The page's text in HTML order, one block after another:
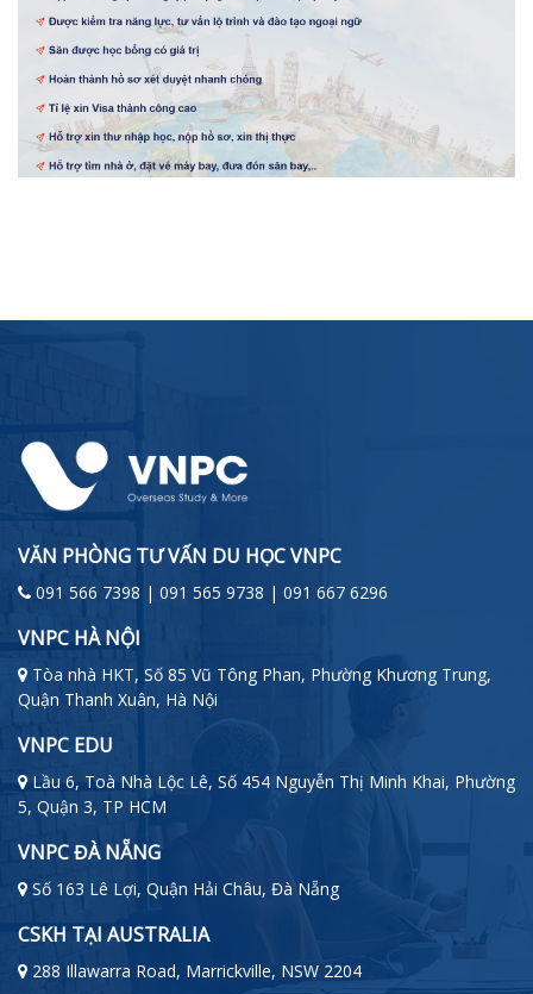
VĂN PHÒNG TƯ VẤN DU HỌC VNPC
091 566 7398 | 091 565 9738 | 091 667 6296
VNPC HÀ NỘI
Tòa nhà HKT, Số 85 Vũ Tông Phan, Phường Khương Trung,
Quận Thanh Xuân, Hà Nội
VNPC EDU
Lầu 6, Toà Nhà Lộc Lê, Số 454 Nguyễn Thị Minh Khai, Phường
5, Quận 3, TP HCM
VNPC ĐÀ NẴNG
Số 163 Lê Lợi, Quận Hải Châu, Đà Nẵng
CSKH TẠI AUSTRALIA
288 Illawarra Road, Marrickville, NSW 2204